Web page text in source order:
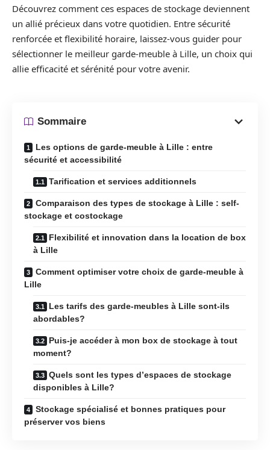
Découvrez comment ces espaces de stockage deviennent
un allié précieux dans votre quotidien. Entre sécurité
renforcée et flexibilité horaire, laissez-vous guider pour
sélectionner le meilleur garde-meuble à Lille, un choix qui
allie efficacité et sérénité pour votre avenir.
Sommaire
Les options de garde-meuble à Lille : entre
sécurité et accessibilité
Tarification et services additionnels
Comparaison des types de stockage à Lille : self-
stockage et costockage
Flexibilité et innovation dans la location de box
à Lille
Comment optimiser votre choix de garde-meuble à
Lille
Les tarifs des garde-meubles à Lille sont-ils
abordables?
Puis-je accéder à mon box de stockage à tout
moment?
Quels sont les types d’espaces de stockage
disponibles à Lille?
Stockage spécialisé et bonnes pratiques pour
préserver vos biens